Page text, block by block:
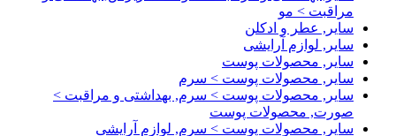
مراقبت > مو
سایر, عطر و ادکلن
سایر, لوازم آرایشی
سایر, محصولات پوست
سایر, محصولات پوست > سرم
سایر, محصولات پوست > سرم, بهداشتی و مراقبت >
صورت, محصولات پوست
سایر, محصولات پوست > سرم, لوازم آرایشی